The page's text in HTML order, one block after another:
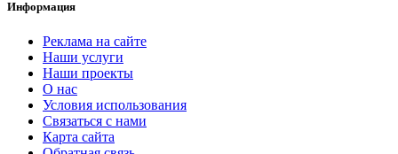
Информация
Реклама на сайте
Наши услуги
Наши проекты
О нас
Условия использования
Связаться с нами
Карта сайта